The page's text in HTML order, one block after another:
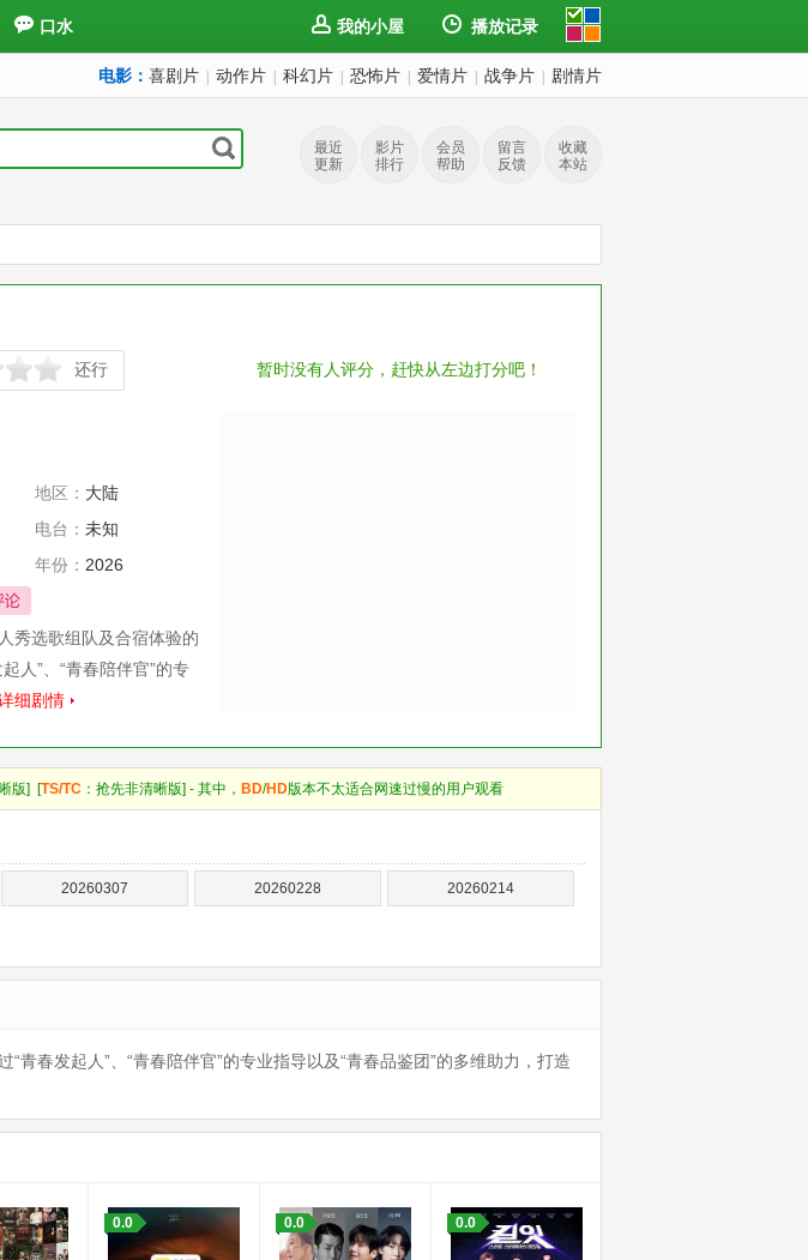
口水 我的小屋 播放记录
电影： 喜剧片 动作片 科幻片 恐怖片 爱情片 战争片 剧情片
最近
更新
影片
排行
会员
帮助
留言
反馈
收藏
本站
暂时没有人评分，赶快从左边打分吧！
还行
地区： 大陆
电台： 未知
年份： 2026
秀选歌组队及合宿体验的
人”、“青春陪伴官”的专
细剧情
版] [TS/TC ：抢先非清晰版] - 其中， BD/HD版本不太适合网速过慢的用户观看
20260307 20260228 20260214
春发起人”、“青春陪伴官”的专业指导以及“青春品鉴团”的多维助力，打造
0.0 0.0 0.0